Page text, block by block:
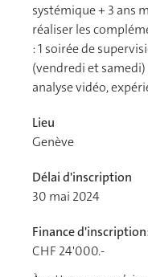
systémique + 3 ans
réaliser les
: 1 soirée de
(vendredi et
analyse vidéo,
Lieu
Genève
Délai d'inscription
30 mai 2024
Finance
CHF 24'000.-